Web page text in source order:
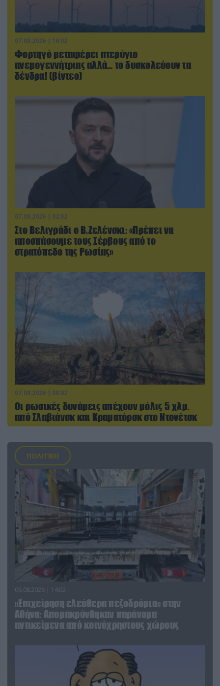
07.08.2026 | 16:02
Φορτηγό μεταφέρει πτερύγιο
ανεμογεννήτριας αλλά… το δυσκολεύουν τα
δένδρα! (βίντεο)
07.08.2026 | 02:02
Στο Βελιγράδι ο Β.Ζελένσκι: «Πρέπει να
αποσπάσουμε τους Σέρβους από το
στρατόπεδο της Ρωσίας»
07.08.2026 | 08:02
Οι ρωσικές δυνάμεις απέχουν μόλις 5 χλμ.
από Σλαβιάνσκ και Κραματόρσκ στο Ντονέτσκ
ΠΟΛΙΤΙΚΗ
06.08.2026 | 14:02
«Επιχείρηση ελεύθερα πεζοδρόμια» στην
Αθήνα: Απομακρύνθηκαν παράνομα
αντικείμενα από κοινόχρηστους χώρους